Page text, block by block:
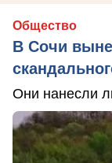
Общество
В Сочи
Они нанесли